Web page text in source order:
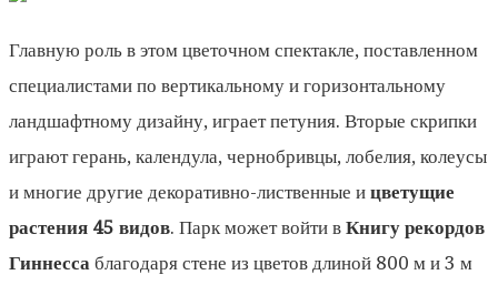
Главную роль в этом цветочном спектакле, поставленном
специалистами по вертикальному и горизонтальному
ландшафтному дизайну, играет петуния. Вторые скрипки
играют герань, календула, чернобривцы, лобелия, колеусы
и многие другие декоративно-лиственные и цветущие
растения 45 видов. Парк может войти в Книгу рекордов
Гиннесса благодаря стене из цветов длиной 800 м и 3 м